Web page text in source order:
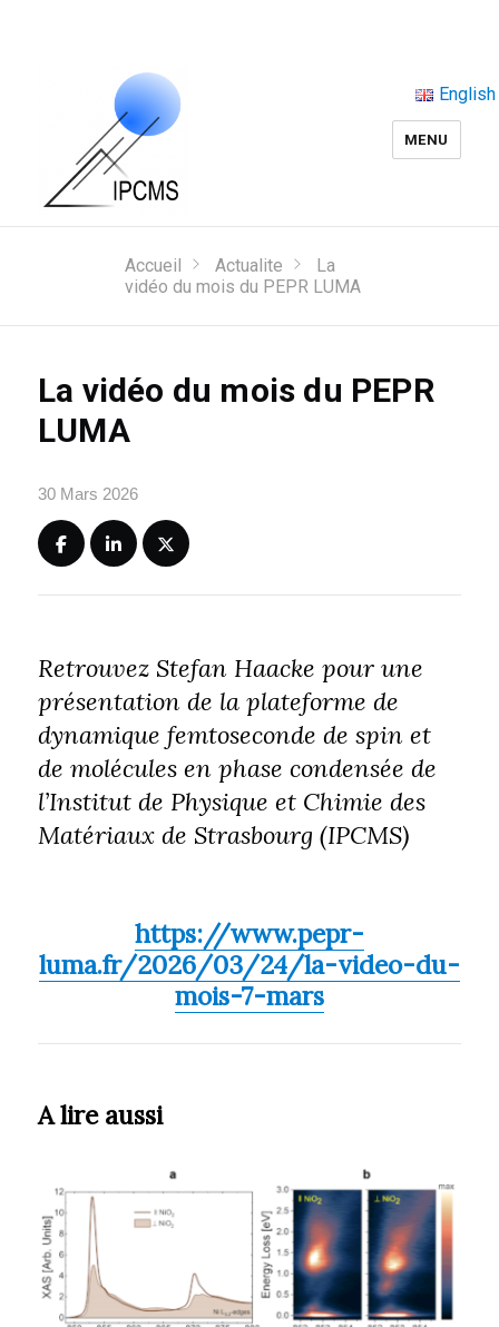
MENU
English
Accueil Actualite
La
vidéo du mois du PEPR LUMA
La vidéo du mois du PEPR
LUMA
30 Mars 2026
Retrouvez Stefan Haacke pour une
présentation de la plateforme de
dynamique femtoseconde de spin et
de molécules en phase condensée de
l’Institut de Physique et Chimie des
Matériaux de Strasbourg (IPCMS)
https://www.pepr-
luma.fr/2026/03/24/la-video-du-
mois-7-mars
A lire aussi